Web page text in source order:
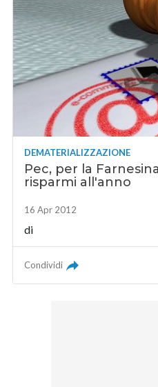
DEMATERIALIZZAZIONE
Pec, per la
risparmi all'anno
16 Apr 2012
di
Condividi